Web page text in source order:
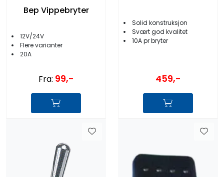
Bep Vippebryter
12V/24V
Flere varianter
20A
Fra: 99,-
Solid konstruksjon
Svært god kvalitet
10A pr bryter
459,-